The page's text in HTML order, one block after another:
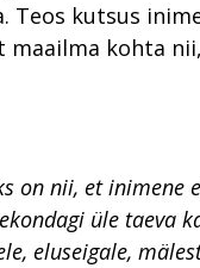
kutsus
kohta
on nii, et inimene
üle taeva
eluseigale,